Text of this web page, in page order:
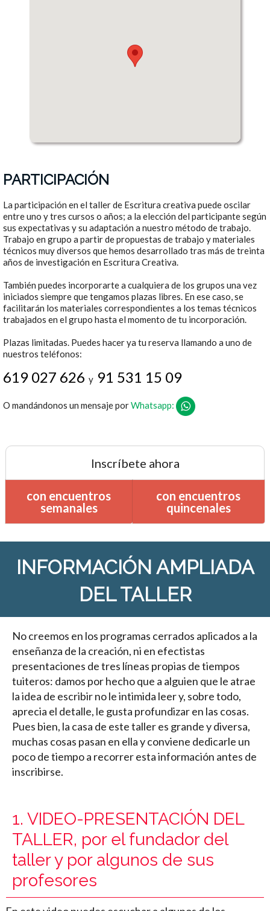
PARTICIPACIÓN
La participación en el taller de Escritura creativa puede oscilar
entre uno y tres cursos o años; a la elección del participante según
sus expectativas y su adaptación a nuestro método de trabajo.
Trabajo en grupo a partir de propuestas de trabajo y materiales
técnicos muy diversos que hemos desarrollado tras más de treinta
años de investigación en Escritura Creativa.
También puedes incorporarte a cualquiera de los grupos una vez
iniciados siempre que tengamos plazas libres. En ese caso, se
facilitarán los materiales correspondientes a los temas técnicos
trabajados en el grupo hasta el momento de tu incorporación.
Plazas limitadas. Puedes hacer ya tu reserva llamando a uno de
nuestros teléfonos:
619 027 626 y 91 531 15 09
O mandándonos un mensaje porWhatsapp:
Inscríbete ahora
con encuentros
semanales
con encuentros
quincenales
INFORMACIÓN AMPLIADA
DEL TALLER
No creemos en los programas cerrados aplicados a la
enseñanza de la creación, ni en efectistas
presentaciones de tres líneas propias de tiempos
tuiteros: damos por hecho que a alguien que le atrae
la idea de escribir no le intimida leer y, sobre todo,
aprecia el detalle, le gusta profundizar en las cosas.
Pues bien, la casa de este taller es grande y diversa,
muchas cosas pasan en ella y conviene dedicarle un
poco de tiempo a recorrer esta información antes de
inscribirse.
1. VIDEO-PRESENTACIÓN DEL
TALLER, por el fundador del
taller y por algunos de sus
profesores